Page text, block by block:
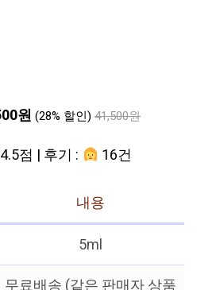
원 (28% 할인) 41,500원
점 | 후기 : 16건
내용
5ml